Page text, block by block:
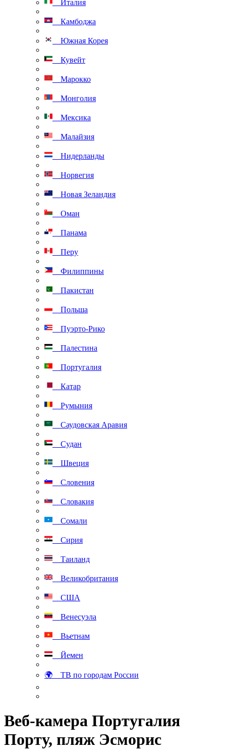
Италия
Камбоджа
Южная Корея
Кувейт
Марокко
Монголия
Мексика
Малайзия
Нидерланды
Норвегия
Новая Зеландия
Оман
Панама
Перу
Филиппины
Пакистан
Польша
Пуэрто-Рико
Палестина
Португалия
Катар
Румыния
Саудовская Аравия
Судан
Швеция
Словения
Словакия
Сомали
Сирия
Таиланд
Великобритания
США
Венесуэла
Вьетнам
Йемен
🌍 ТВ по городам России
Веб-камера Португалия
Порту, пляж Эсморис